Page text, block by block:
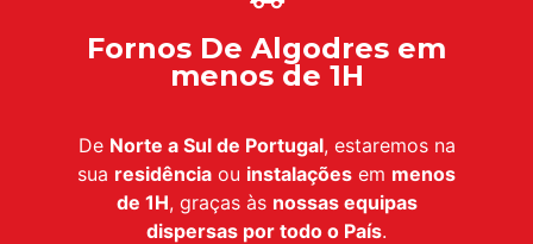
Fornos De Algodres em
menos de 1H
De Norte a Sul de Portugal, estaremos na
sua residência ou instalações em menos
de 1H, graças às nossas equipas
dispersas por todo o País.